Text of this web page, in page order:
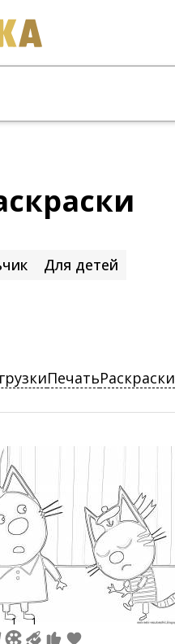
Для детей
ПечатьРаскраски
1 1